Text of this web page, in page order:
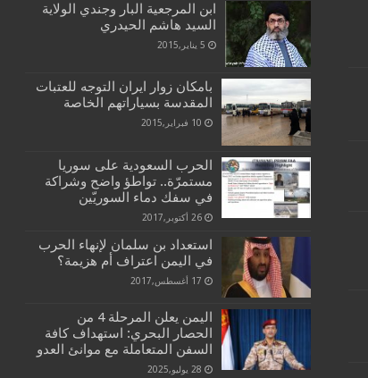
ابن المرجعية البار وجندي الولاية
السيد هاشم الحيدري
5 يناير,2015
بامكان زوار ايران التوجه للعتبات
المقدسة بسياراتهم الخاصة
10 فبراير,2015
الحرب السعودية على سوريا
مستمرّة.. تواطؤ واضح وشراكة
في سفك دماء السوريّين
26 أكتوبر,2017
استعداد بن سلمان لإنهاء الحرب
في اليمن اعتراف أم هزيمة؟
17 أغسطس,2017
اليمن يعلن المرحلة 4 من
الحصار البحري: استهداف كافة
السفن المتعاملة مع موانئ العدو
28 يوليو,2025